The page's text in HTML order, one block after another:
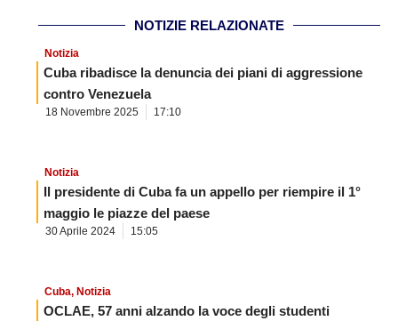
NOTIZIE RELAZIONATE
Notizia
Cuba ribadisce la denuncia dei piani di aggressione
contro Venezuela
18 Novembre 2025 17:10
Notizia
Il presidente di Cuba fa un appello per riempire il 1°
maggio le piazze del paese
30 Aprile 2024 15:05
Cuba, Notizia
OCLAE, 57 anni alzando la voce degli studenti